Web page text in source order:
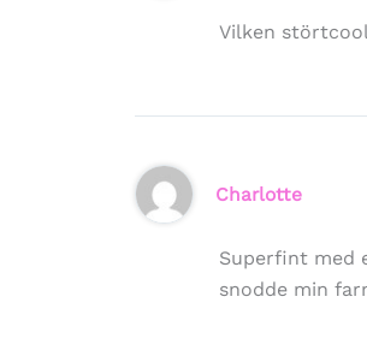
Vilken
Charlotte
Superfint med
snodde min